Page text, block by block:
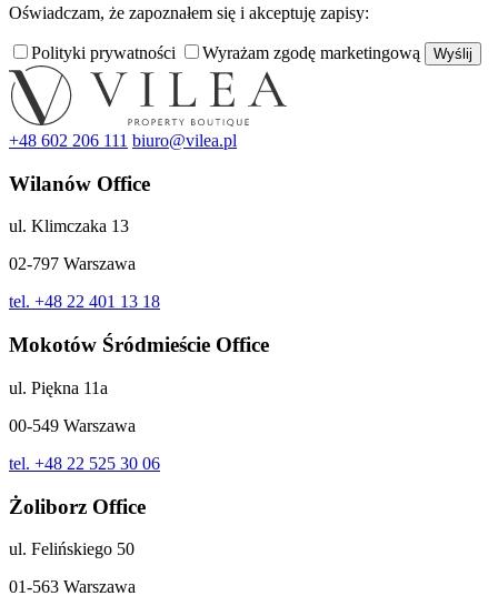
Oświadczam, że zapoznałem się i akceptuję zapisy:
Polityki prywatności Wyrażam zgodę marketingową
+48 602 206 111 biuro@vilea.pl
Wilanów Office
ul. Klimczaka 13
02-797 Warszawa
tel. +48 22 401 13 18
Mokotów Śródmieście Office
ul. Piękna 11a
00-549 Warszawa
tel. +48 22 525 30 06
Żoliborz Office
ul. Felińskiego 50
01-563 Warszawa